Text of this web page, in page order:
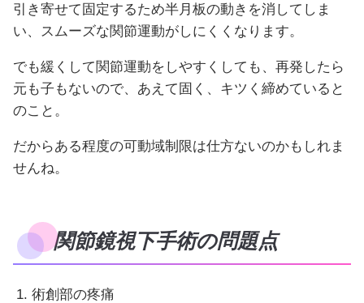
引き寄せて固定するため半月板の動きを消してしま
い、スムーズな関節運動がしにくくなります。
でも緩くして関節運動をしやすくしても、再発したら
元も子もないので、あえて固く、キツく締めていると
のこと。
だからある程度の可動域制限は仕方ないのかもしれま
せんね。
関節鏡視下手術の問題点
術創部の疼痛